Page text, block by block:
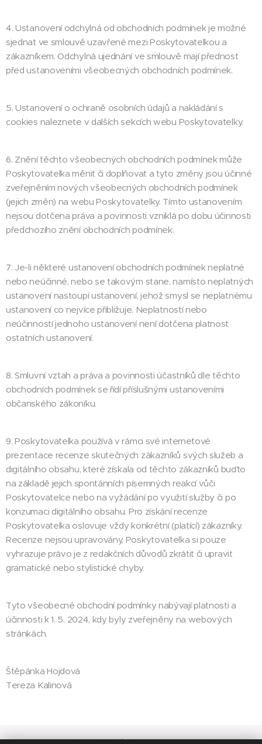
4. Ustanovení odchylná od obchodních podmínek je možné
sjednat ve smlouvě uzavřené mezi Poskytovatelkou a
zákazníkem. Odchylná ujednání ve smlouvě mají přednost
před ustanoveními všeobecných obchodních podmínek.
5. Ustanovení o ochraně osobních údajů a nakládání s
cookies naleznete v dalších sekcích webu Poskytovatelky.
6. Znění těchto všeobecných obchodních podmínek může
Poskytovatelka měnit či doplňovat a tyto změny jsou účinné
zveřejněním nových všeobecných obchodních podmínek
(jejich změn) na webu Poskytovatelky. Tímto ustanovením
nejsou dotčena práva a povinnosti vzniklá po dobu účinnosti
předchozího znění obchodních podmínek.
7. Je-li některé ustanovení obchodních podmínek neplatné
nebo neúčinné, nebo se takovým stane, namísto neplatných
ustanovení nastoupí ustanovení, jehož smysl se neplatnému
ustanovení co nejvíce přibližuje. Neplatností nebo
neúčinností jednoho ustanovení není dotčena platnost
ostatních ustanovení.
8. Smluvní vztah a práva a povinnosti účastníků dle těchto
obchodních podmínek se řídí příslušnými ustanoveními
občanského zákoníku.
9. Poskytovatelka používá v rámci své internetové
prezentace recenze skutečných zákazníků svých služeb a
digitálního obsahu, které získala od těchto zákazníků buďto
na základě jejich spontánních písemných reakcí vůči
Poskytovatelce nebo na vyžádání po využití služby či po
konzumaci digitálního obsahu. Pro získání recenze
Poskytovatelka oslovuje vždy konkrétní (platící) zákazníky.
Recenze nejsou upravovány, Poskytovatelka si pouze
vyhrazuje právo je z redakčních důvodů zkrátit či upravit
gramatické nebo stylistické chyby.
Tyto všeobecné obchodní podmínky nabývají platnosti a
účinnosti k 1. 5. 2024, kdy byly zveřejněny na webových
stránkách.
Štěpánka Hojdová
Tereza Kalinová
Obchodní podmínky| Zásady ochrany osobních